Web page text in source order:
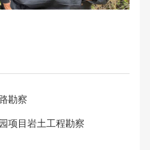
勘察
项目岩土工程勘察